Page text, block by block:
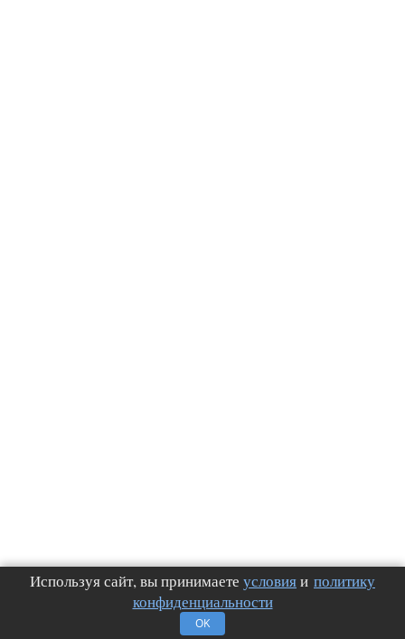
Используя сайт, вы принимаете условияи политику
конфиденциальности
OK